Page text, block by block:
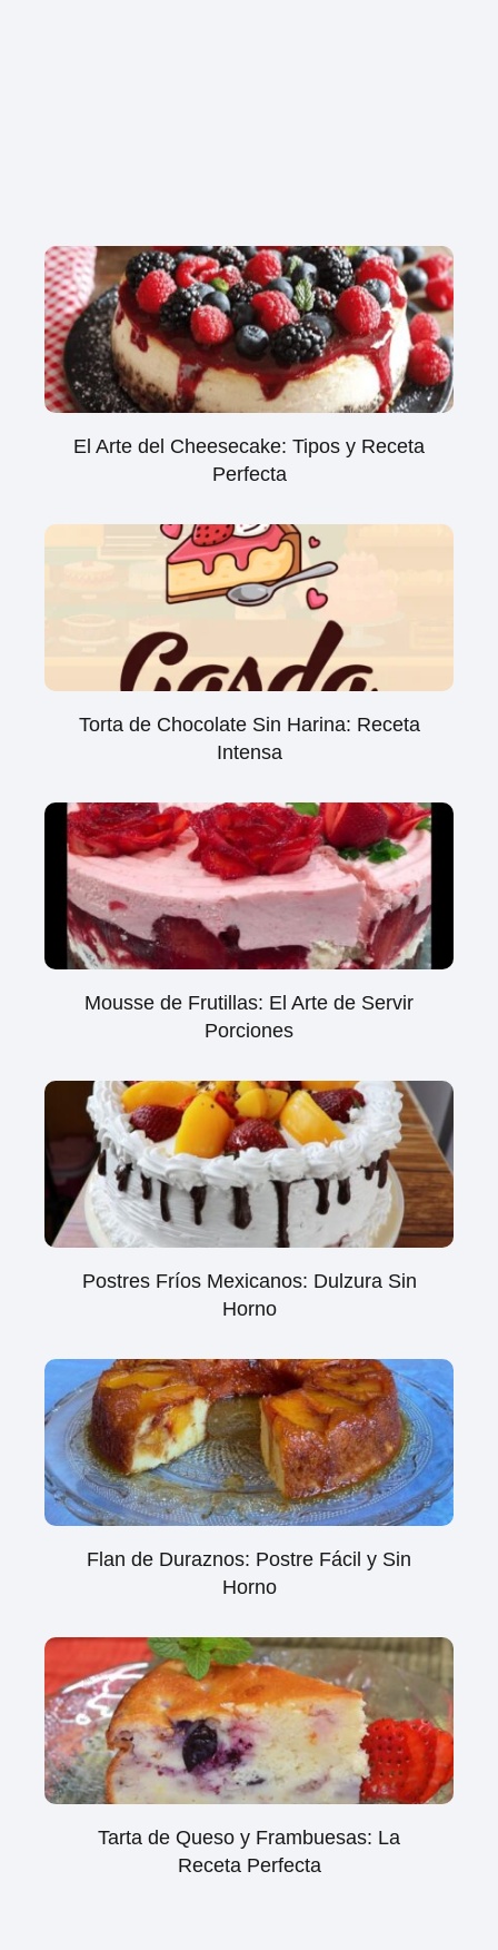
El Arte del Cheesecake: Tipos y Receta
Perfecta
Torta de Chocolate Sin Harina: Receta
Intensa
Mousse de Frutillas: El Arte de Servir
Porciones
Postres Fríos Mexicanos: Dulzura Sin
Horno
Flan de Duraznos: Postre Fácil y Sin
Horno
Tarta de Queso y Frambuesas: La
Receta Perfecta